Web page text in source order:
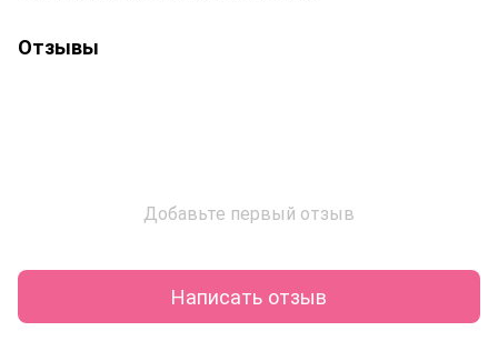
Отзывы
Добавьте первый отзыв
Написать отзыв